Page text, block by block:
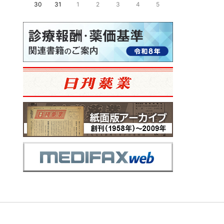
30 31 1 2 3 4 5